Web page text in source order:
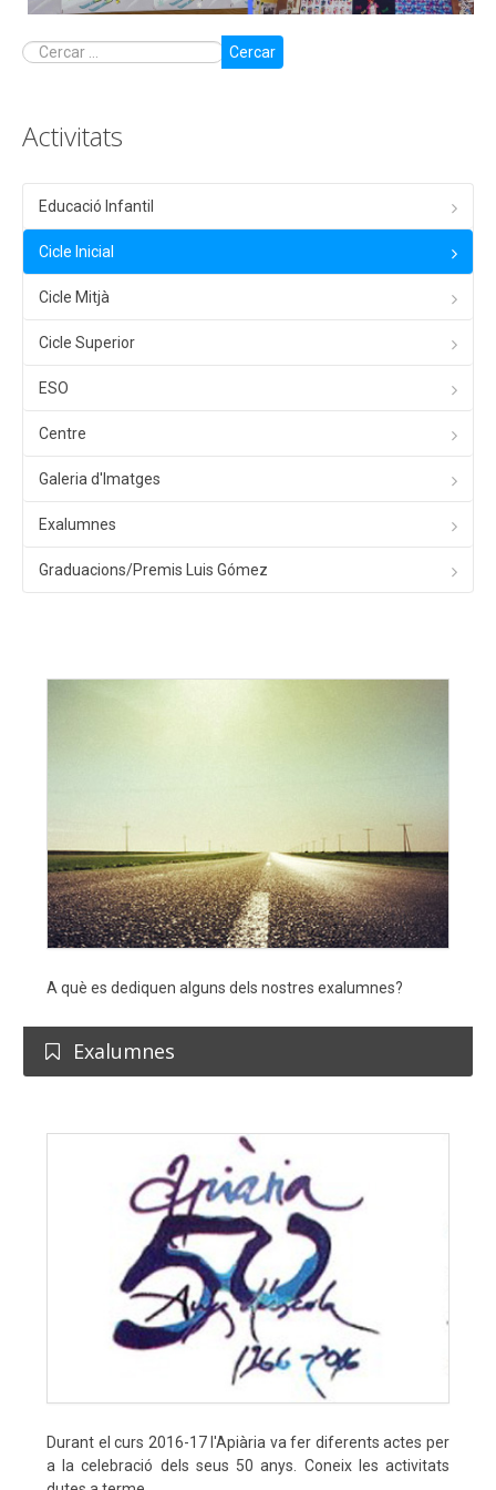
Cercar
Activitats
Educació Infantil
Cicle Inicial
Cicle Mitjà
Cicle Superior
ESO
Centre
Galeria d'Imatges
Exalumnes
Graduacions/Premis Luis Gómez
A què es dediquen alguns dels nostres exalumnes?
Exalumnes
Durant el curs 2016-17 l'Apiària va fer diferents actes per
a la celebració dels seus 50 anys. Coneix les activitats